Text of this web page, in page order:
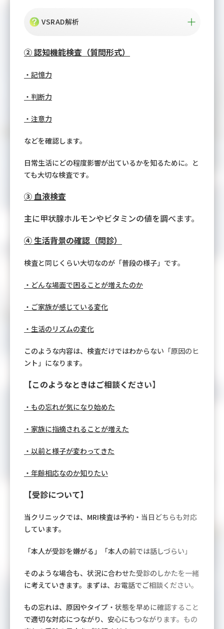
VSRAD解析
② 認知機能検査（質問形式）
・記憶力
・判断力
・注意力
などを確認します。
日常生活にどの程度影響が出ているかを知るために。と
ても大切な検査です。
③ 血液検査
主に甲状腺ホルモンやビタミンの値を調べます。
④ 生活背景の確認（問診）
検査と同じくらい大切なのが「普段の様子」です。
・どんな場面で困ることが増えたのか
・ご家族が感じている変化
・生活のリズムの変化
このような内容は、検査だけではわからない「原因のヒ
ント」になります。
【このようなときはご相談ください】
・もの忘れが気になり始めた
・家族に指摘されることが増えた
・以前と様子が変わってきた
・年齢相応なのか知りたい
【受診について】
当クリニックでは、MRI検査は予約・当日どちらも対応
しています。
「本人が受診を嫌がる」「本人の前では話しづらい」
そのような場合も、状況に合わせた受診のしかたを一緒
に考えていきます。まずは、お電話でご相談ください。
もの忘れは、原因やタイプ・状態を早めに確認すること
で適切な対応につながり、安心にもつながります。 もの